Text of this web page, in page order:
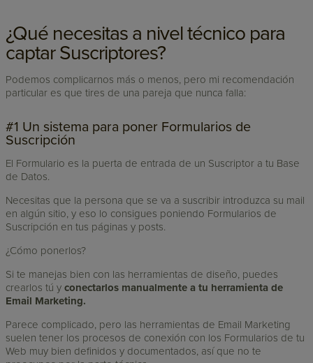
¿Qué necesitas a nivel técnico para
captar Suscriptores?
Podemos complicarnos más o menos, pero mi recomendación
particular es que tires de una pareja que nunca falla:
#1 Un sistema para poner Formularios de
Suscripción
El Formulario es la puerta de entrada de un Suscriptor a tu Base
de Datos.
Necesitas que la persona que se va a suscribir introduzca su mail
en algún sitio, y eso lo consigues poniendo Formularios de
Suscripción en tus páginas y posts.
¿Cómo ponerlos?
Si te manejas bien con las herramientas de diseño, puedes
crearlos tú yconectarlos manualmente a tu herramienta de
Email Marketing.
Parece complicado, pero las herramientas de Email Marketing
suelen tener los procesos de conexión con los Formularios de tu
Web muy bien definidos y documentados, así que no te